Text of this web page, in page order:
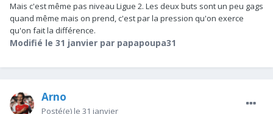
Mais c'est même pas niveau Ligue 2. Les deux buts sont un peu gags
quand même mais on prend, c'est par la pression qu'on exerce
qu'on fait la différence.
Modifié le 31 janvier par papapoupa31
Arno
Posté(e) le 31 janvier